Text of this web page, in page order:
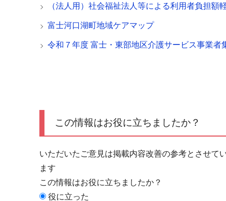
（法人用）社会福祉法人等による利用者負担額
富士河口湖町地域ケアマップ
令和７年度 富士・東部地区介護サービス事業者
この情報はお役に立ちましたか？
いただいたご意見は掲載内容改善の参考とさせて
ます
この情報はお役に立ちましたか？
役に立った